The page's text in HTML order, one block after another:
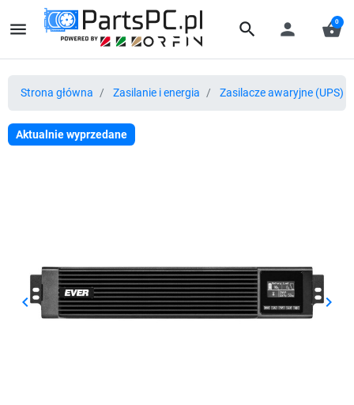
menu search person shopping_basket
0
Strona główna Zasilanie i energia Zasilacze awaryjne (UPS) i
Aktualnie wyprzedane
Poprzedni
keyboard_arrow_left keyboard_arrow_right